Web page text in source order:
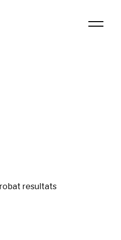
resultats